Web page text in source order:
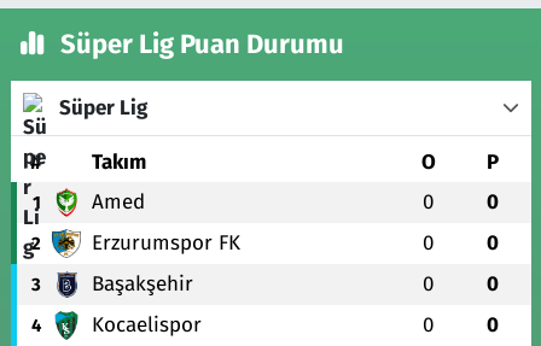
Süper Lig Puan Durumu
Süper Lig
# Takım O P
1 Amed 0 0
2 Erzurumspor FK 0 0
3 Başakşehir 0 0
4 Kocaelispor 0 0